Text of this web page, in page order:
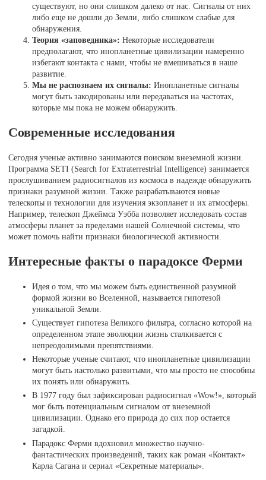
существуют, но они слишком далеко от нас. Сигналы от них
либо еще не дошли до Земли, либо слишком слабые для
обнаружения.
Теория «заповедника»: Некоторые исследователи
предполагают, что инопланетные цивилизации намеренно
избегают контакта с нами, чтобы не вмешиваться в наше
развитие.
Мы не распознаем их сигналы: Инопланетные сигналы
могут быть закодированы или передаваться на частотах,
которые мы пока не можем обнаружить.
Современные исследования
Сегодня ученые активно занимаются поиском внеземной жизни.
Программа SETI (Search for Extraterrestrial Intelligence) занимается
прослушиванием радиосигналов из космоса в надежде обнаружить
признаки разумной жизни. Также разрабатываются новые
телескопы и технологии для изучения экзопланет и их атмосферы.
Например, телескоп Джеймса Уэбба позволяет исследовать состав
атмосферы планет за пределами нашей Солнечной системы, что
может помочь найти признаки биологической активности.
Интересные факты о парадоксе Ферми
Идея о том, что мы можем быть единственной разумной
формой жизни во Вселенной, называется гипотезой
уникальной Земли.
Существует гипотеза Великого фильтра, согласно которой на
определенном этапе эволюции жизнь сталкивается с
непреодолимыми препятствиями.
Некоторые ученые считают, что инопланетные цивилизации
могут быть настолько развитыми, что мы просто не способны
их понять или обнаружить.
В 1977 году был зафиксирован радиосигнал «Wow!», который
мог быть потенциальным сигналом от внеземной
цивилизации. Однако его природа до сих пор остается
загадкой.
Парадокс Ферми вдохновил множество научно-
фантастических произведений, таких как роман «Контакт»
Карла Сагана и сериал «Секретные материалы».